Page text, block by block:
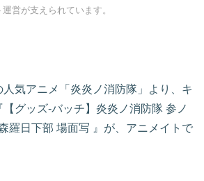
営が支えられています。
気アニメ「炎炎ノ消防隊」より、キ
グッズ-バッチ】炎炎ノ消防隊 参ノ
羅日下部 場面写 』が、アニメイトで